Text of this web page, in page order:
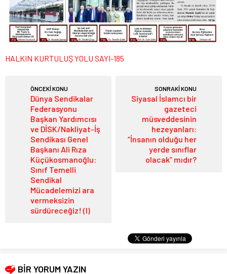
HALKIN KURTULUŞ YOLU SAYI-185
ÖNCEKİ KONU
Dünya Sendikalar
Federasyonu
Başkan Yardımcısı
ve DİSK/Nakliyat-İş
Sendikası Genel
Başkanı Ali Rıza
Küçükosmanoğlu:
Sınıf Temelli
Sendikal
Mücadelemizi ara
vermeksizin
sürdüreceğiz! (I)
SONRAKİ KONU
Siyasal İslamcı bir
gazeteci
müsveddesinin
hezeyanları:
“İnsanın olduğu her
yerde sınıflar
olacak” mıdır?
BİR YORUM YAZIN